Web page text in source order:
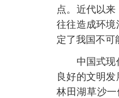
点。近代以
往往造成环境
定了我国不可
中国式现代
良好的文明
林田湖草沙